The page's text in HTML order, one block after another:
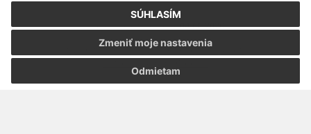
SÚHLASÍM
Odmietam
Zmeniť moje nastavenia
Posledná aktualizácia:04.08.2026
Vytlačiť stránku|Vyhlásenie o prístupnosti